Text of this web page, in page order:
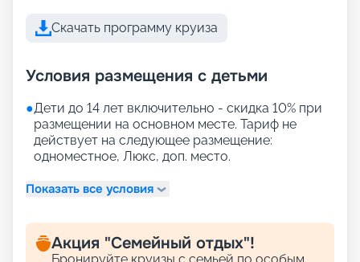
Скачать программу круиза
Условия размещения с детьми
●Дети до 14 лет включительно - скидка 10% при
размещении на основном месте. Тариф не
действует на следующее размещение:
одноместное, Люкс, доп. место.
Показать все условия
Акция "Семейный отдых"!